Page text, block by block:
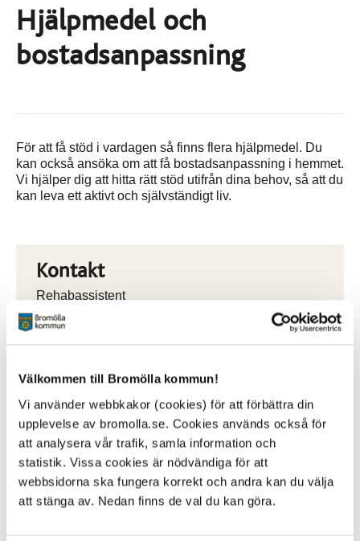
Välkommen till Bromölla kommun!
Vi använder webbkakor (cookies) för att förbättra din
upplevelse av bromolla.se. Cookies används också för
att analysera vår trafik, samla information och
statistik. Vissa cookies är nödvändiga för att
webbsidorna ska fungera korrekt och andra kan du välja
att stänga av. Nedan finns de val du kan göra.
Hjälpmedel och
bostadsanpassning
För att få stöd i vardagen så finns flera hjälpmedel. Du
kan också ansöka om att få bostadsanpassning i hemmet.
Vi hjälper dig att hitta rätt stöd utifrån dina behov, så att du
kan leva ett aktivt och självständigt liv.
Kontakt
Rehabassistent
Telefontid: måndag-fredag kl. 8-9.
0456-82 23 23
Sidan senast uppdaterad: